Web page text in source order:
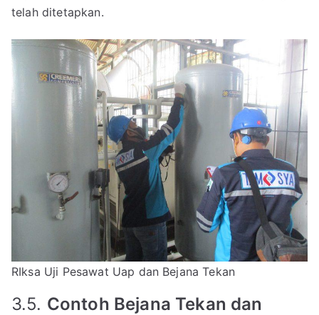
telah ditetapkan.
RIksa Uji Pesawat Uap dan Bejana Tekan
3.5. Contoh Bejana Tekan dan